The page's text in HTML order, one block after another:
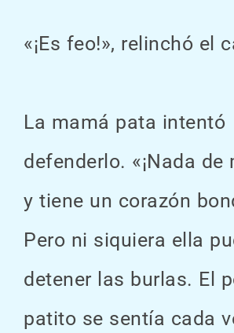
«¡Es feo!», relinchó el
La mamá pata intentó
defenderlo. «¡Nada de
y tiene un corazón
Pero ni siquiera ella
detener las burlas. El
patito se sentía cada